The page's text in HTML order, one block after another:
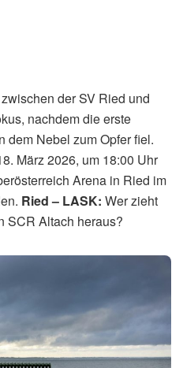
der SV Ried und
nachdem die erste
dem Nebel zum Opfer fiel.
März 2026, um 18:00 Uhr
Arena in Ried im
Ried – LASK: Wer zieht
SCR Altach heraus?